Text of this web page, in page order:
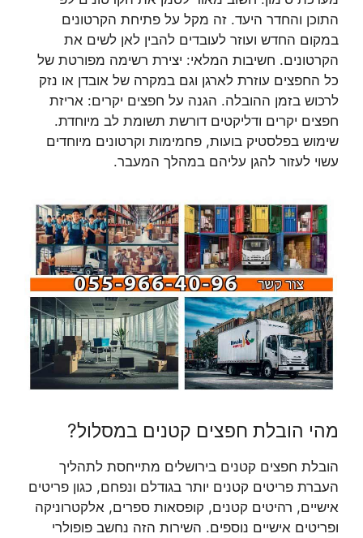
התוכן והחדר היעד. זה מקל על פתיחת הקרטונים
במקום החדש ועוזר לעובדים להבין לאן לשים את
הקרטונים. חשיבות המלאי: יצירת רשימה מפורטת של
כל החפצים עוזרת לארגן וגם במקרה של אובדן או נזק
לרכוש בזמן ההובלה. הגנה על חפצים יקרים: אריזת
חפצים יקרים ודליקטים דורשת תשומת לב מיוחדת.
שימוש בפלסטיק בועות, פחמימות וקרטונים מיוחדים
עשוי לעזור להגן עליהם במהלך המעבר.
מהי הובלת חפצים קטנים במסלול?
הובלת חפצים קטנים בירושלים מתייחסת לתהליך
העברת פריטים קטנים יותר בגודלם ונפחם, כגון פריטים
אישיים, רהיטים קטנים, קופסאות ספרים, אלקטרוניקה
ופריטים אישיים נוספים. השירות הזה נחשב פופולרי